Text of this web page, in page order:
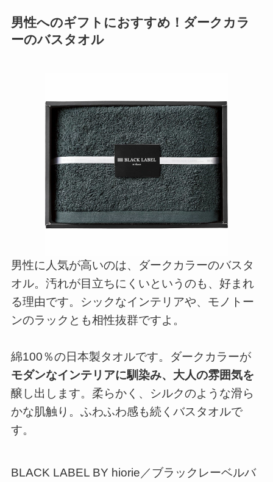
男性へのギフトにおすすめ！ダークカラ
ーのバスタオル
男性に人気が高いのは、ダークカラーのバスタ
オル。汚れが目立ちにくいというのも、好まれ
る理由です。シックなインテリアや、モノトー
ンのラックとも相性抜群ですよ。
綿100％の日本製タオルです。ダークカラーが
モダンなインテリアに馴染み、大人の雰囲気を
醸し出します。柔らかく、シルクのような滑ら
かな肌触り。ふわふわ感も続くバスタオルで
す。
BLACK LABEL BY hiorie／ブラックレーベルバ